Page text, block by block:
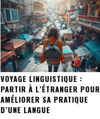
VOYAGE LINGUISTIQUE :
PARTIR À L’ÉTRANGER POUR
AMÉLIORER SA PRATIQUE
D’UNE LANGUE